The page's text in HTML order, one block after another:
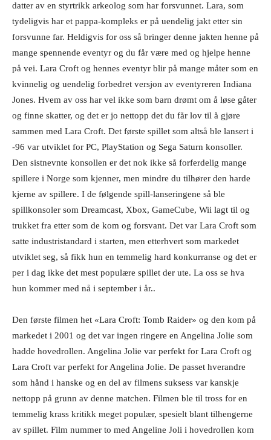
datter av en styrtrikk arkeolog som har forsvunnet. Lara, som
tydeligvis har et pappa-kompleks er på uendelig jakt etter sin
forsvunne far. Heldigvis for oss så bringer denne jakten henne på
mange spennende eventyr og du får være med og hjelpe henne
på vei. Lara Croft og hennes eventyr blir på mange måter som en
kvinnelig og uendelig forbedret versjon av eventyreren Indiana
Jones. Hvem av oss har vel ikke som barn drømt om å løse gåter
og finne skatter, og det er jo nettopp det du får lov til å gjøre
sammen med Lara Croft. Det første spillet som altså ble lansert i
-96 var utviklet for PC, PlayStation og Sega Saturn konsoller.
Den sistnevnte konsollen er det nok ikke så forferdelig mange
spillere i Norge som kjenner, men mindre du tilhører den harde
kjerne av spillere. I de følgende spill-lanseringene så ble
spillkonsoler som Dreamcast, Xbox, GameCube, Wii lagt til og
trukket fra etter som de kom og forsvant. Det var Lara Croft som
satte industristandard i starten, men etterhvert som markedet
utviklet seg, så fikk hun en temmelig hard konkurranse og det er
per i dag ikke det mest populære spillet der ute. La oss se hva
hun kommer med nå i september i år..
Den første filmen het «Lara Croft: Tomb Raider» og den kom på
markedet i 2001 og det var ingen ringere en Angelina Jolie som
hadde hovedrollen. Angelina Jolie var perfekt for Lara Croft og
Lara Croft var perfekt for Angelina Jolie. De passet hverandre
som hånd i hanske og en del av filmens suksess var kanskje
nettopp på grunn av denne matchen. Filmen ble til tross for en
temmelig krass kritikk meget populær, spesielt blant tilhengerne
av spillet. Film nummer to med Angeline Joli i hovedrollen kom